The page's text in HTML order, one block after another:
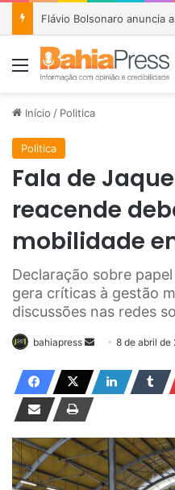
Menu
Início / Politica
Politica
Fala de
reacende
mobilidade
Declaração sobre
gera críticas à gestão
discussões nas redes
bahiapress
n
u
m
e
8 de abril de